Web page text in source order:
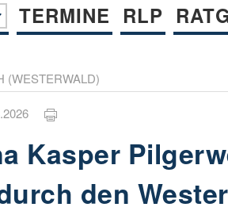
TERMINE RLP
(WESTERWALD)
Kasper
den